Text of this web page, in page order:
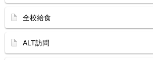
全校給食
ALT訪問